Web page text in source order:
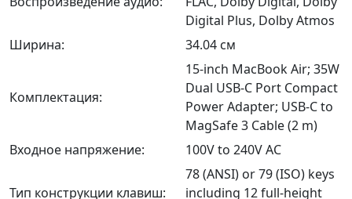
Digital Plus, Dolby Atmos
Ширина:
34.04 см
Комплектация:
15-inch MacBook Air; 35W
Dual USB-C Port Compact
Power Adapter; USB-C to
MagSafe 3 Cable (2 m)
Входное напряжение:
100V to 240V AC
Тип конструкции клавиш:
78 (ANSI) or 79 (ISO) keys
including 12 full-height